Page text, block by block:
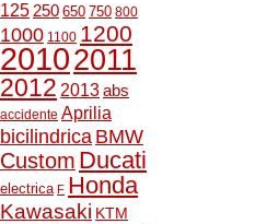
125 250 650 750 800
1000 1100 1200
20102011
2012 2013abs
accidente Aprilia
bicilindrica BMW
Custom Ducati
electrica F Honda
Kawasaki KTM